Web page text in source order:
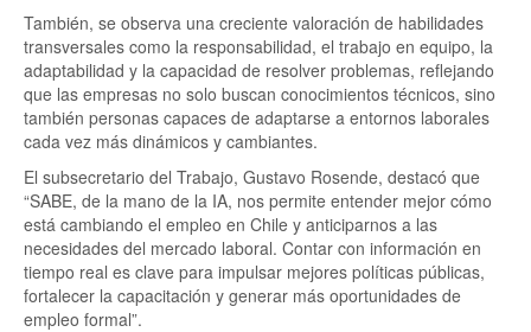
También, se observa una creciente valoración de habilidades
transversales como la responsabilidad, el trabajo en equipo, la
adaptabilidad y la capacidad de resolver problemas, reflejando
que las empresas no solo buscan conocimientos técnicos, sino
también personas capaces de adaptarse a entornos laborales
cada vez más dinámicos y cambiantes.
El subsecretario del Trabajo, Gustavo Rosende, destacó que
“SABE, de la mano de la IA, nos permite entender mejor cómo
está cambiando el empleo en Chile y anticiparnos a las
necesidades del mercado laboral. Contar con información en
tiempo real es clave para impulsar mejores políticas públicas,
fortalecer la capacitación y generar más oportunidades de
empleo formal”.